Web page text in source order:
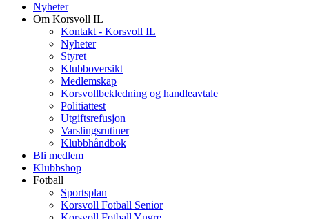
Nyheter
Om Korsvoll IL
Kontakt - Korsvoll IL
Nyheter
Styret
Klubboversikt
Medlemskap
Korsvollbekledning og handleavtale
Politiattest
Utgiftsrefusjon
Varslingsrutiner
Klubbhåndbok
Bli medlem
Klubbshop
Fotball
Sportsplan
Korsvoll Fotball Senior